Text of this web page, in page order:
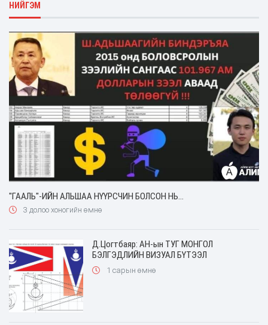
НИЙГЭМ
"ГААЛЬ"-ИЙН АЛЬШАА НҮҮРСЧИН БОЛСОН НЬ...
3 долоо хоногийн өмнө
Д.Цогтбаяр: АН-ын ТУГ МОНГОЛ
БЭЛГЭДЛИЙН ВИЗУАЛ БҮТЭЭЛ
1 сарын өмнө